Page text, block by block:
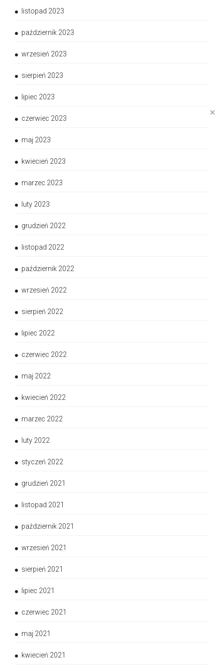
✕
listopad 2023
październik 2023
wrzesień 2023
sierpień 2023
lipiec 2023
czerwiec 2023
maj 2023
kwiecień 2023
marzec 2023
luty 2023
grudzień 2022
listopad 2022
październik 2022
wrzesień 2022
sierpień 2022
lipiec 2022
czerwiec 2022
maj 2022
kwiecień 2022
marzec 2022
luty 2022
styczeń 2022
grudzień 2021
listopad 2021
październik 2021
wrzesień 2021
sierpień 2021
lipiec 2021
czerwiec 2021
maj 2021
kwiecień 2021